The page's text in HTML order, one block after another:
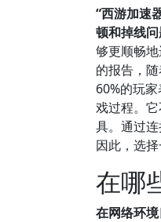
“西游加速
顿和掉线问
够更顺畅
的报告，
60%的玩
戏过程。
具。通过
因此，选
在哪
在网络环